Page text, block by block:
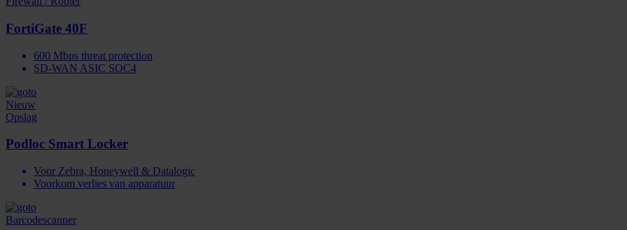
FortiGate 40F
600 Mbps threat protection
SD-WAN ASIC SOC4
Nieuw
Opslag
Podloc Smart Locker
Voor Zebra, Honeywell & Datalogic
Voorkom verlies van apparatuur
Barcodescanner